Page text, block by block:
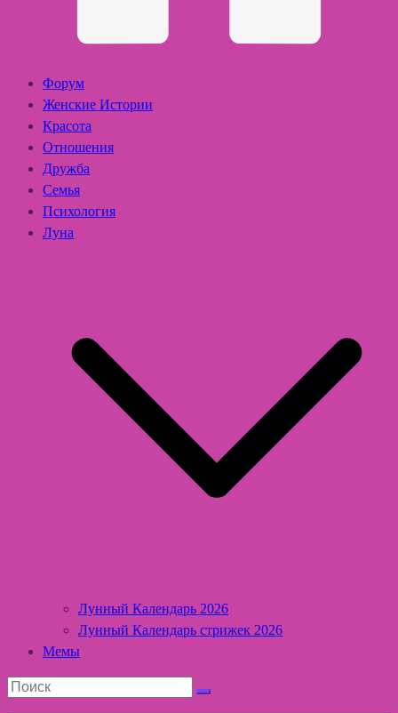
Форум
Женские Истории
Красота
Отношения
Дружба
Семья
Психология
Луна
Лунный Календарь 2026
Лунный Календарь стрижек 2026
Мемы